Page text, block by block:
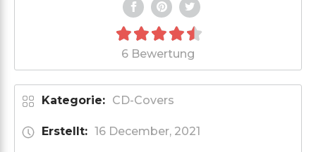
6 Bewertung
Kategorie: CD-Covers
Erstellt: 16 December, 2021